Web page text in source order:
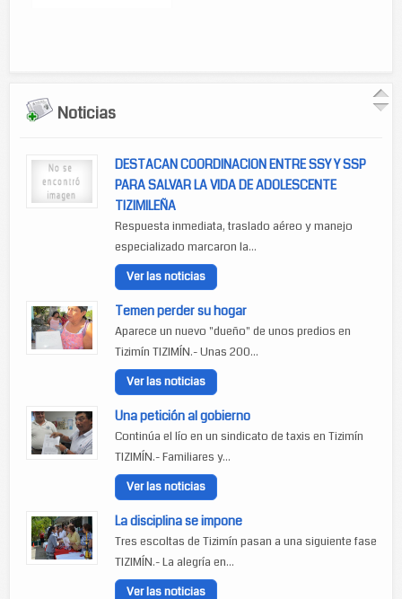
Noticias
DESTACAN COORDINACION ENTRE SSY Y SSP
PARA SALVAR LA VIDA DE ADOLESCENTE
TIZIMILEÑA
Respuesta inmediata, traslado aéreo y manejo
especializado marcaron la...
Ver las noticias
Temen perder su hogar
Aparece un nuevo "dueño" de unos predios en
Tizimín TIZIMÍN.- Unas 200...
Ver las noticias
Una petición al gobierno
Continúa el lío en un sindicato de taxis en Tizimín
TIZIMÍN.- Familiares y...
Ver las noticias
La disciplina se impone
Tres escoltas de Tizimín pasan a una siguiente fase
TIZIMÍN.- La alegría en...
Ver las noticias